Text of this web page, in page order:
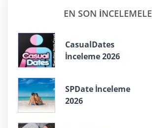
EN SON
СasualDates
İnceleme 2026
SPDate İnceleme
2026